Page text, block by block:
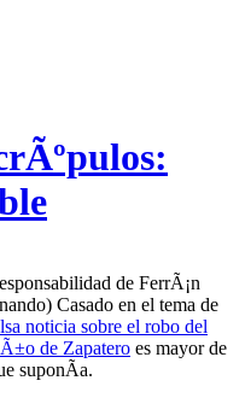
de FerrÃ¡n
Casado en el tema de
noticia sobre el robo del
de Zapatero es mayor de
suponÃ­a.